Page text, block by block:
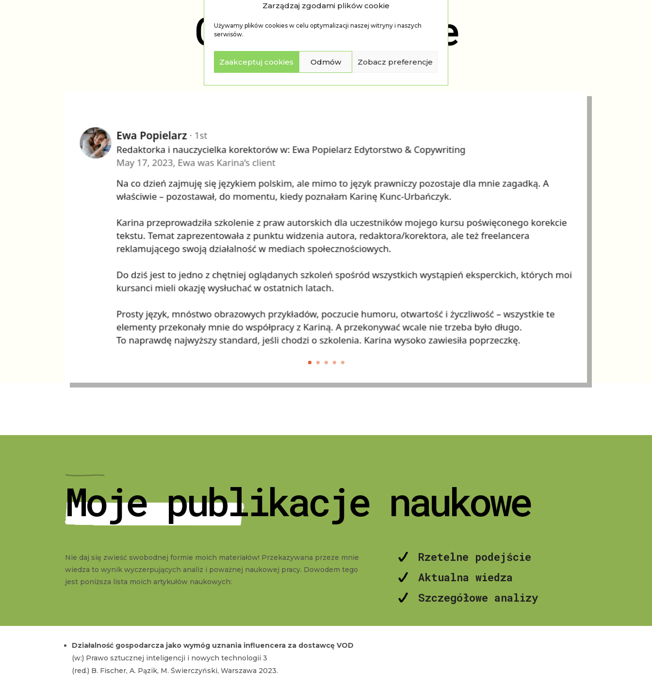
Zarządzaj zgodami plików cookie
Używamy plików cookies w celu optymalizacji naszej witryny i naszych
serwisów.
Zaakceptuj cookies Odmów Zobacz preferencje
Opinie o mnie
klik
Moje publikacje naukowe
Nie daj się zwieść swobodnej formie moich materiałów! Przekazywana przeze mnie
wiedza to wynik wyczerpujących analiz i poważnej naukowej pracy. Dowodem tego
jest poniższa lista moich artykułów naukowych:
Rzetelne podejście
Aktualna wiedza
Szczegółowe analizy
Działalność gospodarcza jako wymóg uznania influencera za dostawcę VOD
(w:) Prawo sztucznej inteligencji i nowych technologii 3
(red.) B. Fischer, A. Pązik, M. Świerczyński,Warszawa 2023.